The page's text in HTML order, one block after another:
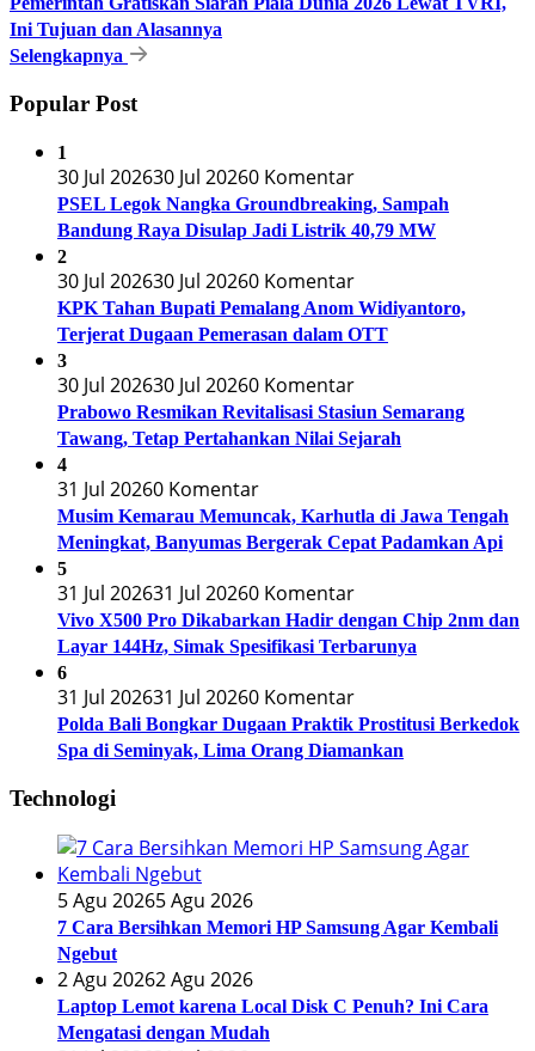
Ini Tujuan dan Alasannya
Selengkapnya
Popular Post
1
30 Jul 202630 Jul 20260 Komentar
PSEL Legok Nangka Groundbreaking, Sampah
Bandung Raya Disulap Jadi Listrik 40,79 MW
2
30 Jul 202630 Jul 20260 Komentar
KPK Tahan Bupati Pemalang Anom Widiyantoro,
Terjerat Dugaan Pemerasan dalam OTT
3
30 Jul 202630 Jul 20260 Komentar
Prabowo Resmikan Revitalisasi Stasiun Semarang
Tawang, Tetap Pertahankan Nilai Sejarah
4
31 Jul 20260 Komentar
Musim Kemarau Memuncak, Karhutla di Jawa Tengah
Meningkat, Banyumas Bergerak Cepat Padamkan Api
5
31 Jul 202631 Jul 20260 Komentar
Vivo X500 Pro Dikabarkan Hadir dengan Chip 2nm dan
Layar 144Hz, Simak Spesifikasi Terbarunya
6
31 Jul 202631 Jul 20260 Komentar
Polda Bali Bongkar Dugaan Praktik Prostitusi Berkedok
Spa di Seminyak, Lima Orang Diamankan
Technologi
5 Agu 20265 Agu 2026
7 Cara Bersihkan Memori HP Samsung Agar Kembali
Ngebut
2 Agu 20262 Agu 2026
Laptop Lemot karena Local Disk C Penuh? Ini Cara
Mengatasi dengan Mudah